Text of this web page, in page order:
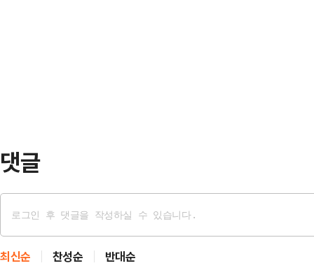
댓글
최신순 찬성순 반대순